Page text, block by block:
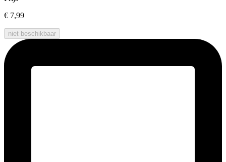
€ 7,99
niet beschikbaar